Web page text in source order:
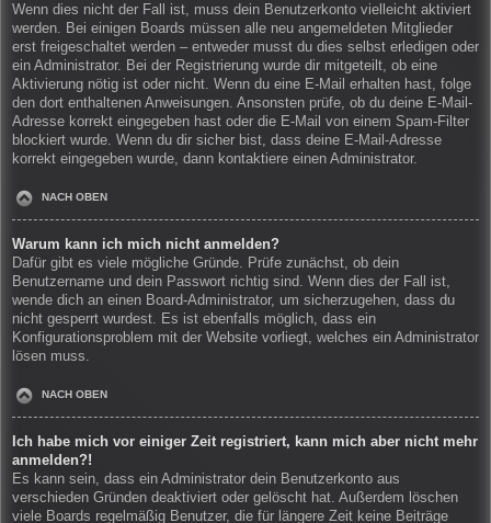
Wenn dies nicht der Fall ist, muss dein Benutzerkonto vielleicht aktiviert
werden. Bei einigen Boards müssen alle neu angemeldeten Mitglieder
erst freigeschaltet werden – entweder musst du dies selbst erledigen oder
ein Administrator. Bei der Registrierung wurde dir mitgeteilt, ob eine
Aktivierung nötig ist oder nicht. Wenn du eine E-Mail erhalten hast, folge
den dort enthaltenen Anweisungen. Ansonsten prüfe, ob du deine E-Mail-
Adresse korrekt eingegeben hast oder die E-Mail von einem Spam-Filter
blockiert wurde. Wenn du dir sicher bist, dass deine E-Mail-Adresse
korrekt eingegeben wurde, dann kontaktiere einen Administrator.
NACH OBEN
Warum kann ich mich nicht anmelden?
Dafür gibt es viele mögliche Gründe. Prüfe zunächst, ob dein
Benutzername und dein Passwort richtig sind. Wenn dies der Fall ist,
wende dich an einen Board-Administrator, um sicherzugehen, dass du
nicht gesperrt wurdest. Es ist ebenfalls möglich, dass ein
Konfigurationsproblem mit der Website vorliegt, welches ein Administrator
lösen muss.
NACH OBEN
Ich habe mich vor einiger Zeit registriert, kann mich aber nicht mehr
anmelden?!
Es kann sein, dass ein Administrator dein Benutzerkonto aus
verschieden Gründen deaktiviert oder gelöscht hat. Außerdem löschen
viele Boards regelmäßig Benutzer, die für längere Zeit keine Beiträge